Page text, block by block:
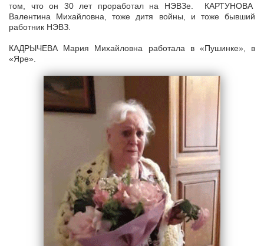
том, что он 30 лет проработал на НЭВЗе. КАРТУНОВА
Валентина Михайловна, тоже дитя войны, и тоже бывший
работник НЭВЗ.
КАДРЫЧЕВА Мария Михайловна работала в «Пушинке», в
«Яре».